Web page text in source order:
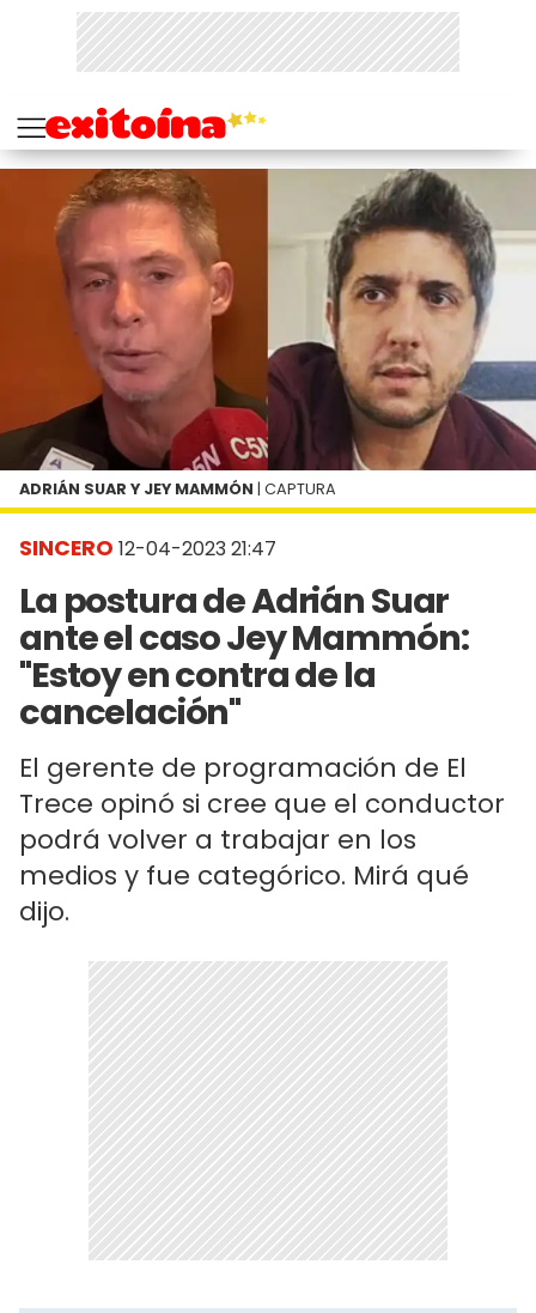
SINCERO 12-04-2023 21:47
La postura de Adrián Suar
ante el caso Jey Mammón:
"Estoy en contra de la
cancelación"
El gerente de programación de El
Trece opinó si cree que el conductor
podrá volver a trabajar en los
medios y fue categórico. Mirá qué
dijo.
ADRIÁN SUAR Y JEY MAMMÓN | CAPTURA